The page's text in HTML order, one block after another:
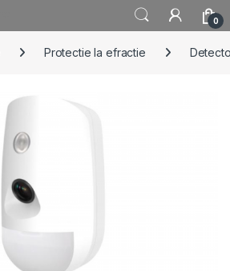
0
Protectie la efractie